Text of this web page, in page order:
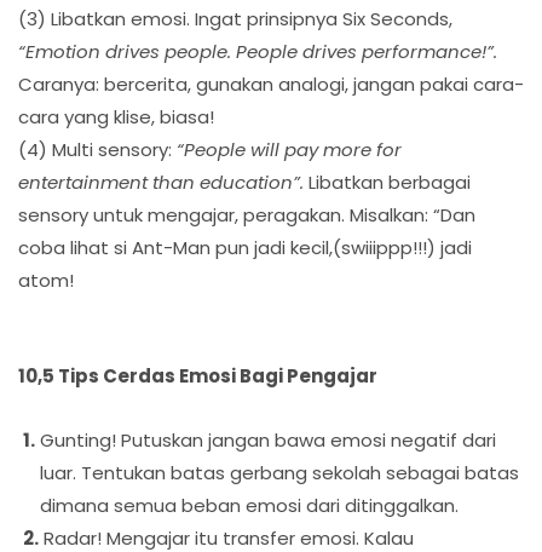
(3) Libatkan emosi. Ingat prinsipnya Six Seconds,
“Emotion drives people. People drives performance!”.
Caranya: bercerita, gunakan analogi, jangan pakai cara-
cara yang klise, biasa!
(4) Multi sensory: “People will pay more for
entertainment than education”. Libatkan berbagai
sensory untuk mengajar, peragakan. Misalkan: “Dan
coba lihat si Ant-Man pun jadi kecil,(swiiippp!!!) jadi
atom!
10,5 Tips Cerdas Emosi Bagi Pengajar
Gunting! Putuskan jangan bawa emosi negatif dari
luar. Tentukan batas gerbang sekolah sebagai batas
dimana semua beban emosi dari ditinggalkan.
Radar! Mengajar itu transfer emosi. Kalau